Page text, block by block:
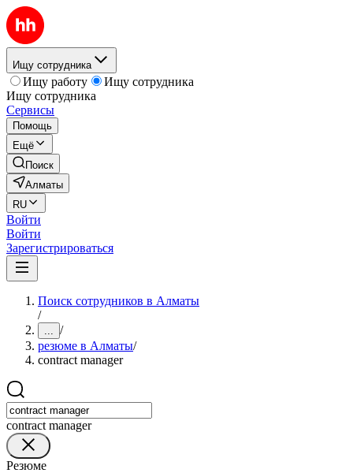
Ищу сотрудника
Ищу работу
Ищу сотрудника
Ищу сотрудника
Сервисы
Помощь
Ещё
Поиск
Алматы
RU
Войти
Войти
Зарегистрироваться
Поиск сотрудников в Алматы
/
... /
резюме в Алматы/
contract manager
contract manager
Резюме